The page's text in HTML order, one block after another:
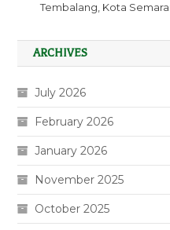
Tembalang, Kota
ARCHIVES
July 2026
February 2026
January 2026
November 2025
October 2025